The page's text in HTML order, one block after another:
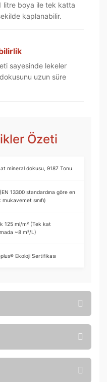
litre boya ile tek katta
kaplanabilir.
sayesinde lekeler
uzun süre
Özeti
mineral dokusu, 9187 Tonu
(EN 13300 standardına göre en
sınıfı)
125 ml/m² (Tek kat
~8 m²/L)
Ekoloji Sertifikası